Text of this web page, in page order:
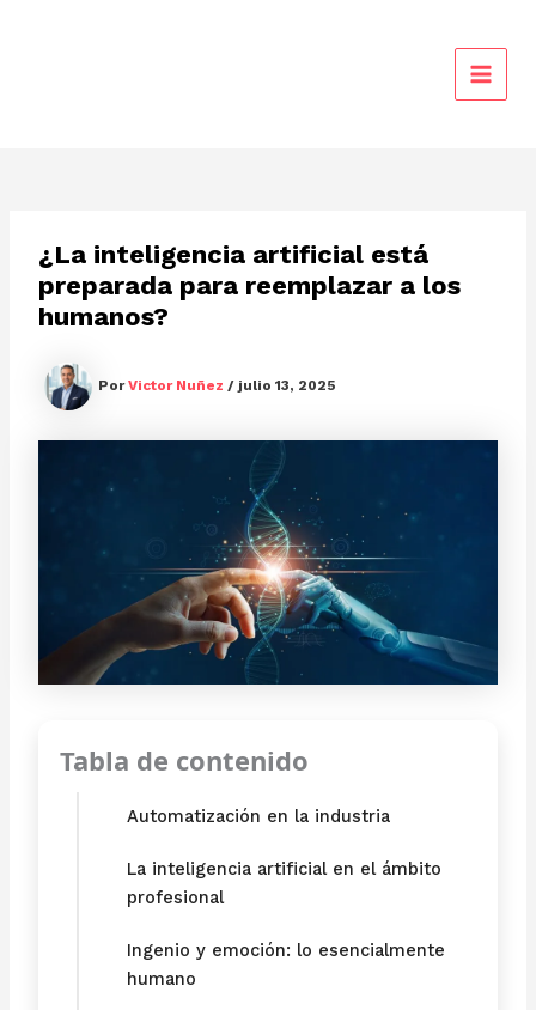
MAIN
¿La inteligencia artificial está
preparada para reemplazar a los
humanos?
PorVictor Nuñez / julio 13, 2025
Tabla de contenido
Automatización en la industria
La inteligencia artificial en el ámbito
profesional
Ingenio y emoción: lo esencialmente
humano